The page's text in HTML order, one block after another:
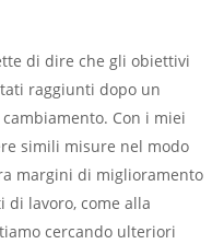
di dire che gli obiettivi
raggiunti dopo un
Con i miei
simili misure nel modo
margini di miglioramento
lavoro, come alla
cercando ulteriori